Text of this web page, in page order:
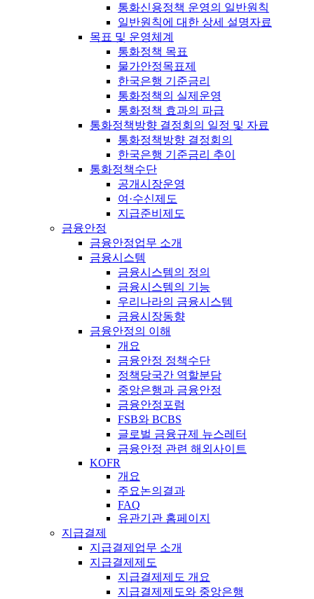
통화신용정책 운영의 일반원칙
일반원칙에 대한 상세 설명자료
목표 및 운영체계
통화정책 목표
물가안정목표제
한국은행 기준금리
통화정책의 실제운영
통화정책 효과의 파급
통화정책방향 결정회의 일정 및 자료
통화정책방향 결정회의
한국은행 기준금리 추이
통화정책수단
공개시장운영
여·수신제도
지급준비제도
금융안정
금융안정업무 소개
금융시스템
금융시스템의 정의
금융시스템의 기능
우리나라의 금융시스템
금융시장동향
금융안정의 이해
개요
금융안정 정책수단
정책당국간 역할분담
중앙은행과 금융안정
금융안정포럼
FSB와 BCBS
글로벌 금융규제 뉴스레터
금융안정 관련 해외사이트
KOFR
개요
주요논의결과
FAQ
유관기관 홈페이지
지급결제
지급결제업무 소개
지급결제제도
지급결제제도 개요
지급결제제도와 중앙은행